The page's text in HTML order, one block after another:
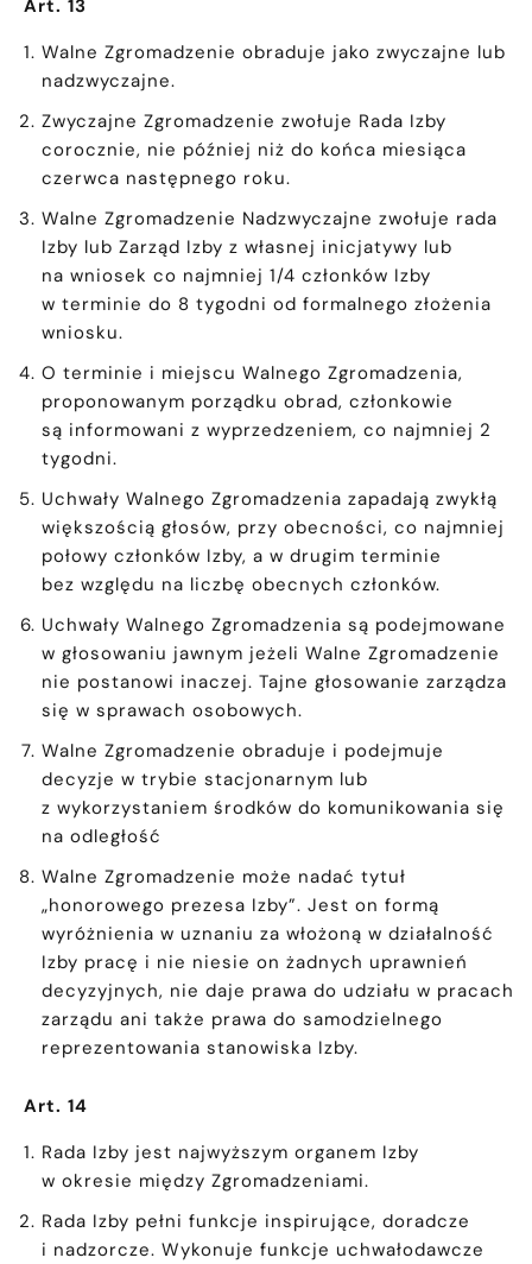
Art. 13
Walne Zgromadzenie obraduje jako zwyczajne lub
nadzwyczajne.
Zwyczajne Zgromadzenie zwołuje Rada Izby
corocznie, nie później niż do końca miesiąca
czerwca następnego roku.
Walne Zgromadzenie Nadzwyczajne zwołuje rada
Izby lub Zarząd Izby z własnej inicjatywy lub
na wniosek co najmniej 1/4 członków Izby
w terminie do 8 tygodni od formalnego złożenia
wniosku.
O terminie i miejscu Walnego Zgromadzenia,
proponowanym porządku obrad, członkowie
są informowani z wyprzedzeniem, co najmniej 2
tygodni.
Uchwały Walnego Zgromadzenia zapadają zwykłą
większością głosów, przy obecności, co najmniej
połowy członków Izby, a w drugim terminie
bez względu na liczbę obecnych członków.
Uchwały Walnego Zgromadzenia są podejmowane
w głosowaniu jawnym jeżeli Walne Zgromadzenie
nie postanowi inaczej. Tajne głosowanie zarządza
się w sprawach osobowych.
Walne Zgromadzenie obraduje i podejmuje
decyzje w trybie stacjonarnym lub
z wykorzystaniem środków do komunikowania się
na odległość
Walne Zgromadzenie może nadać tytuł
„honorowego prezesa Izby”. Jest on formą
wyróżnienia w uznaniu za włożoną w działalność
Izby pracę i nie niesie on żadnych uprawnień
decyzyjnych, nie daje prawa do udziału w pracach
zarządu ani także prawa do samodzielnego
reprezentowania stanowiska Izby.
Art. 14
Rada Izby jest najwyższym organem Izby
w okresie między Zgromadzeniami.
Rada Izby pełni funkcje inspirujące, doradcze
i nadzorcze. Wykonuje funkcje uchwałodawcze